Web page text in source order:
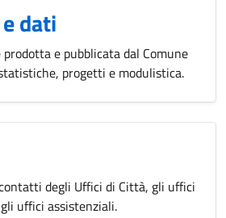
dati
e pubblicata dal Comune
progetti e modulistica.
degli Uffici di Città, gli uffici
uffici assistenziali.